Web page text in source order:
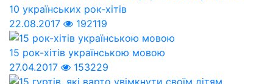
10 українських рок-хітів
22.08.2017
192119
15 рок-хітів українською мовою
27.04.2017
153229